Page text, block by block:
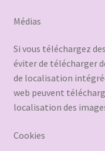
Médias
Si vous téléchargez
éviter de télécharger
de localisation
web peuvent
localisation des
Cookies